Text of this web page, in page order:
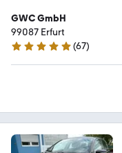
GWC GmbH
99087 Erfurt
4.9 Sterne
(67)